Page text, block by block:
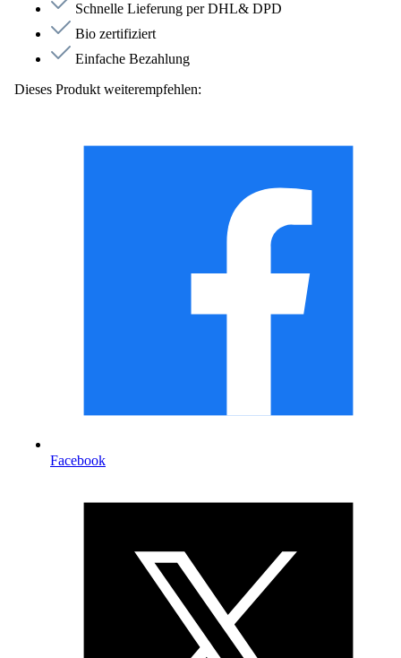
Schnelle Lieferung per DHL& DPD
Bio zertifiziert
Einfache Bezahlung
Dieses Produkt weiterempfehlen:
Facebook